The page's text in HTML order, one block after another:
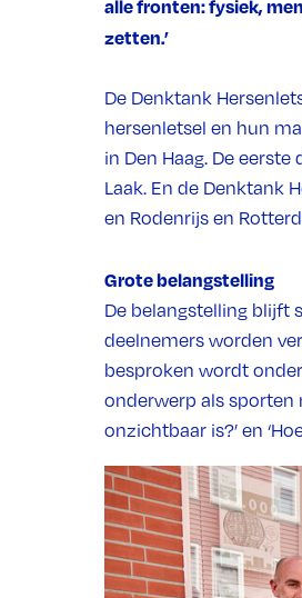
alle fronten: fysiek,
zetten.’
De Denktank
hersenletsel en hun
in Den Haag. De
Laak. En de Denktank
en Rodenrijs en
Grote belangstelling
De belangstelling blijft
deelnemers worden
besproken wordt
onderwerp als sporten
onzichtbaar is?’ en